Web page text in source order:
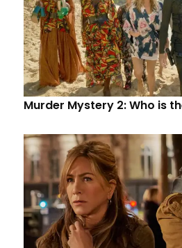
Murder Mystery 2: Who is